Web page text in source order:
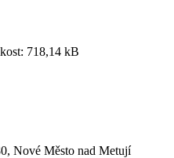
718,14 kB
Nové Město nad Metují